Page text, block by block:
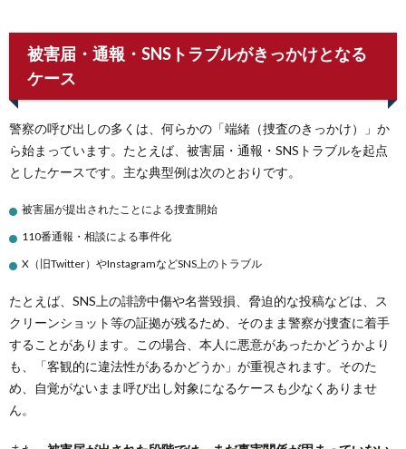
被害届・通報・SNSトラブルがきっかけとなる
ケース
警察の呼び出しの多くは、何らかの「端緒（捜査のきっかけ）」か
ら始まっています。たとえば、被害届・通報・SNSトラブルを起点
としたケースです。主な典型例は次のとおりです。
被害届が提出されたことによる捜査開始
110番通報・相談による事件化
X（旧Twitter）やInstagramなどSNS上のトラブル
たとえば、SNS上の誹謗中傷や名誉毀損、脅迫的な投稿などは、ス
クリーンショット等の証拠が残るため、そのまま警察が捜査に着手
することがあります。この場合、本人に悪意があったかどうかより
も、「客観的に違法性があるかどうか」が重視されます。そのた
め、自覚がないまま呼び出し対象になるケースも少なくありませ
ん。